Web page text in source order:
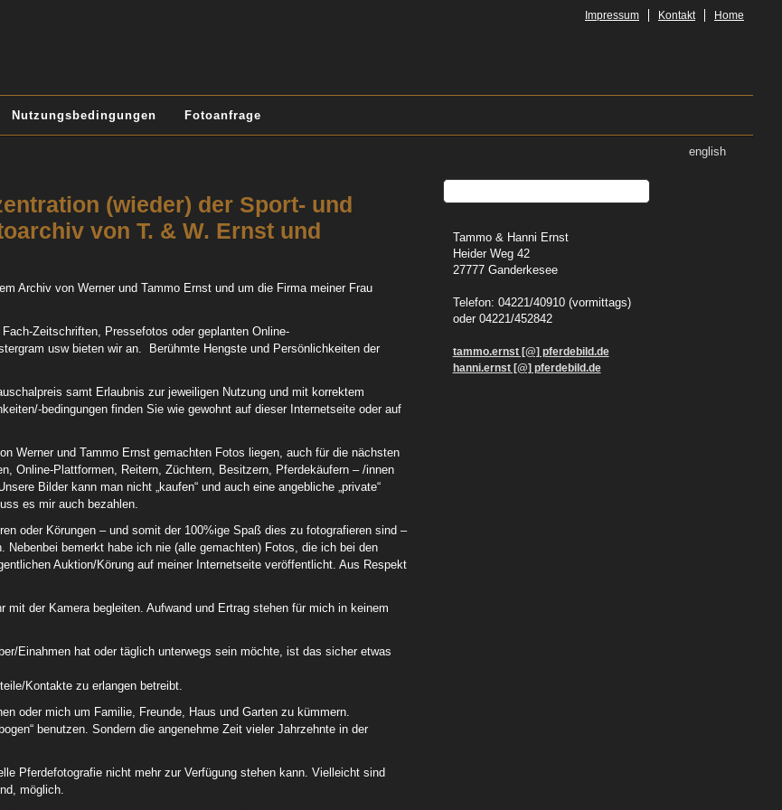
Home
Kontakt
Impressum
Nutzungsbedingungen Fotoanfrage
(wieder) der Sport- und
von T. & W. Ernst und
Archiv von Werner und Tammo Ernst und um die Firma meiner Frau
Zeitschriften, Pressefotos oder geplanten Online-
usw bieten wir an. Berühmte Hengste und Persönlichkeiten der
samt Erlaubnis zur jeweiligen Nutzung und mit korrektem
bedingungen finden Sie wie gewohnt auf dieser Internetseite oder auf
Werner und Tammo Ernst gemachten Fotos liegen, auch für die nächsten
Online-Plattformen, Reitern, Züchtern, Besitzern, Pferdekäufern – /innen
Bilder kann man nicht „kaufen“ und auch eine angebliche „private“
es mir auch bezahlen.
oder Körungen – und somit der 100%ige Spaß dies zu fotografieren sind –
bemerkt habe ich nie (alle gemachten) Fotos, die ich bei den
Auktion/Körung auf meiner Internetseite veröffentlicht. Aus Respekt
der Kamera begleiten. Aufwand und Ertrag stehen für mich in keinem
Einahmen hat oder täglich unterwegs sein möchte, ist das sicher etwas
Kontakte zu erlangen betreibt.
oder mich um Familie, Freunde, Haus und Garten zu kümmern.
benutzen. Sondern die angenehme Zeit vieler Jahrzehnte in der
Pferdefotografie nicht mehr zur Verfügung stehen kann. Vielleicht sind
möglich.
english
Tammo & Hanni Ernst
Heider Weg 42
27777 Ganderkesee
Telefon: 04221/40910 (vormittags)
oder 04221/452842
tammo.ernst [@] pferdebild.de
hanni.ernst [@] pferdebild.de